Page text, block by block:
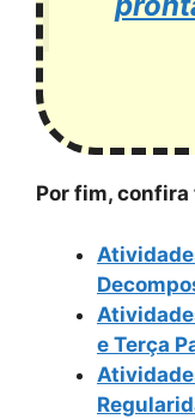
Por fim, confira
e Terça